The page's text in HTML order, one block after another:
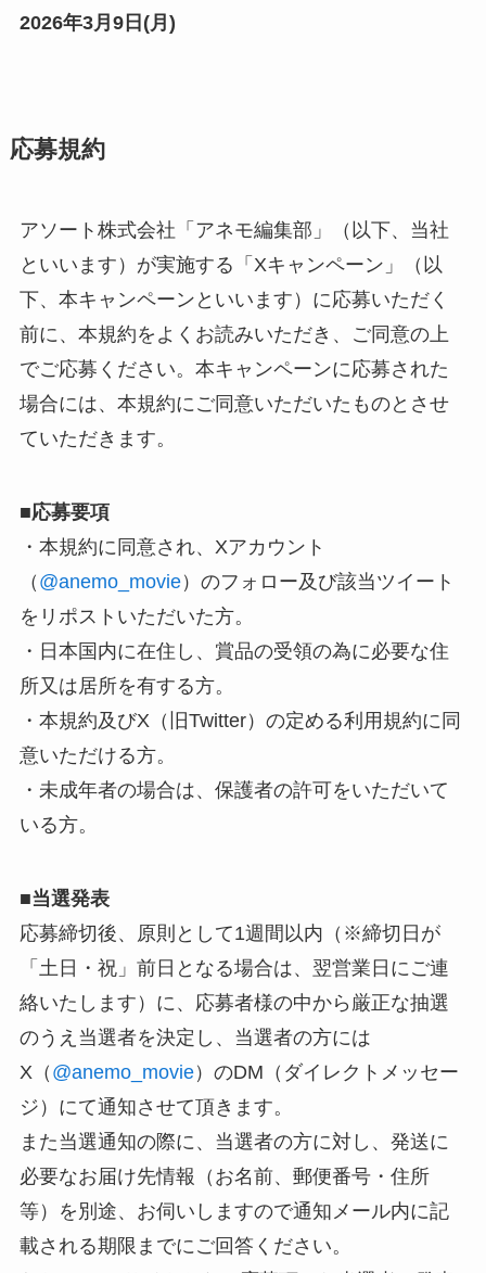
2026年3月9日(月 )
応募規約
アソート株式会社「アネモ編集部」（以下、当社
といいます）が実施する「Xキャンペーン」（以
下、本キャンペーンといいます）に応募いただく
前に、本規約をよくお読みいただき、ご同意の上
でご応募ください。本キャンペーンに応募された
場合には、本規約にご同意いただいたものとさせ
ていただきます。
■応募要項
・本規約に同意され、Xアカウント
（ @anemo_movie）のフォロー及び該当ツイート
をリポストいただいた方。
・日本国内に在住し、賞品の受領の為に必要な住
所又は居所を有する方。
・本規約及びX（旧Twitter）の定める利用規約に同
意いただける方。
・未成年者の場合は、保護者の許可をいただいて
いる方。
■当選発表
応募締切後、原則として1週間以内（※締切日が
「土日・祝」前日となる場合は、翌営業日にご連
絡いたします）に、応募者様の中から厳正な抽選
のうえ当選者を決定し、当選者の方には
X（ @anemo_movie）のDM（ダイレクトメッセー
ジ）にて通知させて頂きます。
また当選通知の際に、当選者の方に対し、発送に
必要なお届け先情報（お名前、郵便番号・住所
等）を別途、お伺いしますので通知メール内に記
載される期限までにご回答ください。